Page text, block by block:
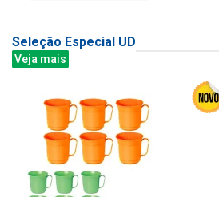
Seleção Especial UD
Veja mais